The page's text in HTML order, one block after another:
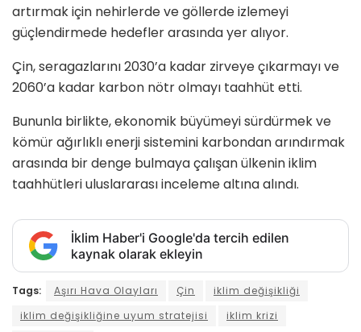
artırmak için nehirlerde ve göllerde izlemeyi
güçlendirmede hedefler arasında yer alıyor.
Çin, seragazlarını 2030’a kadar zirveye çıkarmayı ve
2060’a kadar karbon nötr olmayı taahhüt etti.
Bununla birlikte, ekonomik büyümeyi sürdürmek ve
kömür ağırlıklı enerji sistemini karbondan arındırmak
arasında bir denge bulmaya çalışan ülkenin iklim
taahhütleri uluslararası inceleme altına alındı.
İklim Haber'i Google'da tercih edilen
kaynak olarak ekleyin
Tags: Aşırı Hava Olayları Çin
iklim değişikliği
iklim değişikliğine uyum stratejisi
iklim krizi